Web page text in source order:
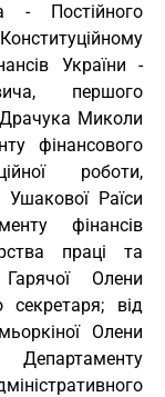
- Постійного
України -
першого
Миколи
фінансового
роботи,
Раїси
фінансів
праці та
Олени
секретаря; від
Олени